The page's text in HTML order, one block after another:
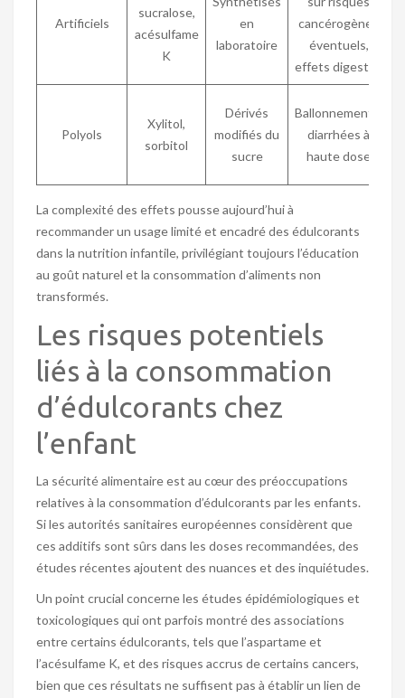
Artificiels
sucralose,
acésulfame
K
en
laboratoire
cancérogènes
éventuels,
effets digestifs
Polyols
Xylitol,
sorbitol
Dérivés
modifiés du
sucre
Ballonnements,
diarrhées à
haute dose
La complexité des effets pousse aujourd’hui à
recommander un usage limité et encadré des édulcorants
dans la nutrition infantile, privilégiant toujours l’éducation
au goût naturel et la consommation d’aliments non
transformés.
Les risques potentiels
liés à la consommation
d’édulcorants chez
l’enfant
La sécurité alimentaire est au cœur des préoccupations
relatives à la consommation d’édulcorants par les enfants.
Si les autorités sanitaires européennes considèrent que
ces additifs sont sûrs dans les doses recommandées, des
études récentes ajoutent des nuances et des inquiétudes.
Un point crucial concerne les études épidémiologiques et
toxicologiques qui ont parfois montré des associations
entre certains édulcorants, tels que l’aspartame et
l’acésulfame K, et des risques accrus de certains cancers,
bien que ces résultats ne suffisent pas à établir un lien de